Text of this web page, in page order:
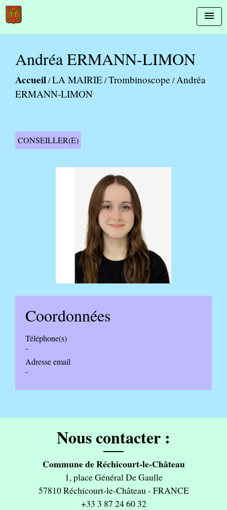
menu
Andréa ERMANN-LIMON
Accueil/LA MAIRIE/Trombinoscope /Andréa
ERMANN-LIMON
CONSEILLER(E)
Coordonnées
Téléphone(s)
-
Adresse email
-
Nous contacter :
Commune de Réchicourt-le-Château
1, place Général De Gaulle
57810 Réchicourt-le-Château - FRANCE
+33 3 87 24 60 32